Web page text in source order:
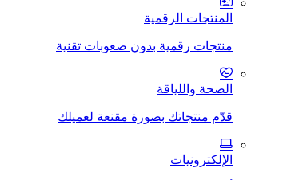
المنتجات الرقمية
منتجات رقمية بدون صعوبات تقنية
الصحة واللياقة
قدّم منتجاتك بصورة مقنعة لعميلك
الإلكترونيات